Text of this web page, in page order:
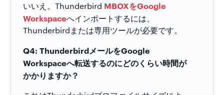
いいえ。Thunderbird MBOXをGoogle
Workspaceへインポートするには、
Thunderbirdまたは専用ツールが必要です。
Q4: ThunderbirdメールをGoogle
Workspaceへ転送するのにどのくらい時間が
かかりますか？